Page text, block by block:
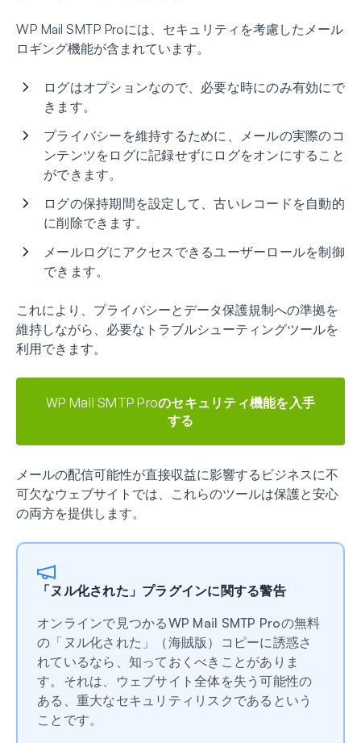
WP Mail SMTP Proには、セキュリティを考慮したメール
ロギング機能が含まれています。
ログはオプションなので、必要な時にのみ有効にで
きます。
プライバシーを維持するために、メールの実際のコ
ンテンツをログに記録せずにログをオンにすること
ができます。
ログの保持期間を設定して、古いレコードを自動的
に削除できます。
メールログにアクセスできるユーザーロールを制御
できます。
これにより、プライバシーとデータ保護規制への準拠を
維持しながら、必要なトラブルシューティングツールを
利用できます。
WP Mail SMTP Proのセキュリティ機能を入手
する
メールの配信可能性が直接収益に影響するビジネスに不
可欠なウェブサイトでは、これらのツールは保護と安心
の両方を提供します。
「ヌル化された」プラグインに関する警告
オンラインで見つかるWP Mail SMTP Proの無料
の「ヌル化された」（海賊版）コピーに誘惑さ
れているなら、知っておくべきことがありま
す。それは、ウェブサイト全体を失う可能性の
ある、重大なセキュリティリスクであるという
ことです。